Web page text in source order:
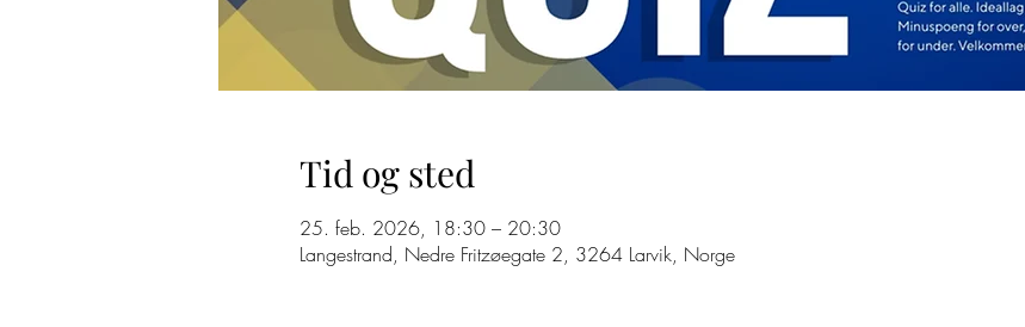
Tid og sted
25. feb. 2026, 18:30 – 20:30
Langestrand, Nedre Fritzøegate 2, 3264 Larvik, Norge